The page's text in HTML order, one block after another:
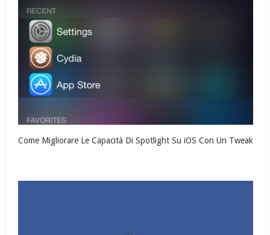
Come Migliorare Le Capacità Di Spotlight Su iOS Con Un Tweak